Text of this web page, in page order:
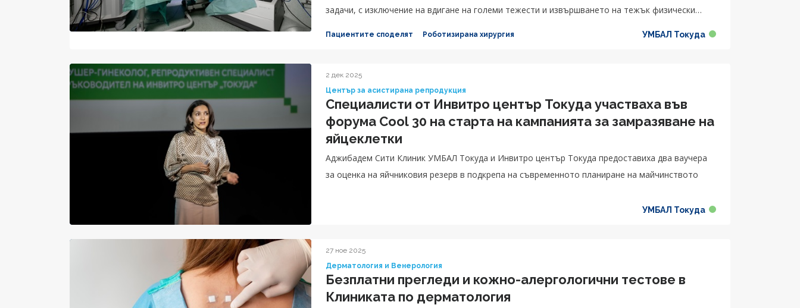
задачи, с изключение на вдигане на големи тежести и извършването на тежък физически
Пациентите споделят Роботизирана хирургия УМБАЛ Токуда
2 дек 2025
Център за асистирана репродукция
Специалисти от Инвитро център Токуда участваха във
форума Cool 30 на старта на кампанията за замразяване на
яйцеклетки
Аджибадем Сити Клиник УМБАЛ Токуда и Инвитро център Токуда предоставиха два ваучера
за оценка на яйчниковия резерв в подкрепа на съвременното планиране на майчинството
УМБАЛ Токуда
27 ное 2025
Дерматология и Венерология
Безплатни прегледи и кожно-алергологични тестове в
Клиниката по дерматология